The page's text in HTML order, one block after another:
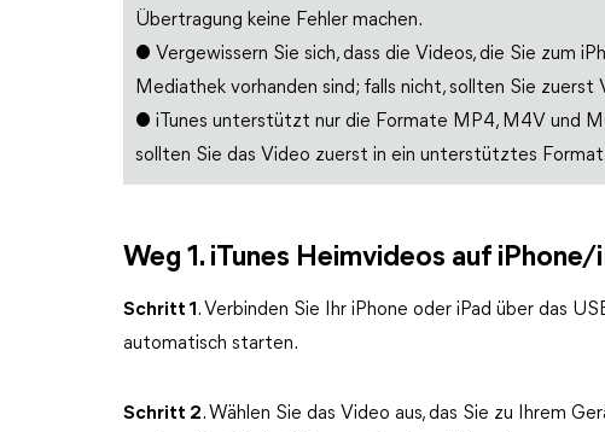
Übertragung keine Fehler machen.
● Vergewissern Sie sich, dass die Videos, die Sie zum
Mediathek vorhanden sind; falls nicht, sollten Sie zuerst
● iTunes unterstützt nur die Formate MP4, M4V und
sollten Sie das Video zuerst in ein unterstütztes
Weg 1. iTunes Heimvideos auf
Schritt 1 . Verbinden Sie Ihr iPhone oder iPad über das
automatisch starten.
Schritt 2. Wählen Sie das Video aus, das Sie zu Ihrem